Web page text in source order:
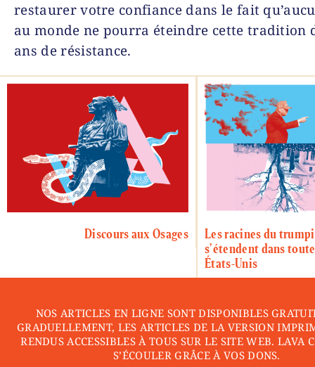
restaurer votre confiance dans le fait
au monde ne pourra éteindre cette tradition
ans de résistance.
Discours aux Osages
Les racines du
s’étendent dans
États-Unis
NOS ARTICLES EN LIGNE SONT DISPONIBLES
GRADUELLEMENT, LES ARTICLES DE LA VERSION
RENDUS ACCESSIBLES À TOUS SUR LE SITE WEB. LAVA
S’ÉCOULER GRÂCE À VOS DONS.